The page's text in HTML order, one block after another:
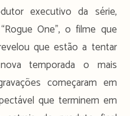
executivo da série,
One”, o filme que
que estão a tentar
temporada o mais
começaram em
que terminem em